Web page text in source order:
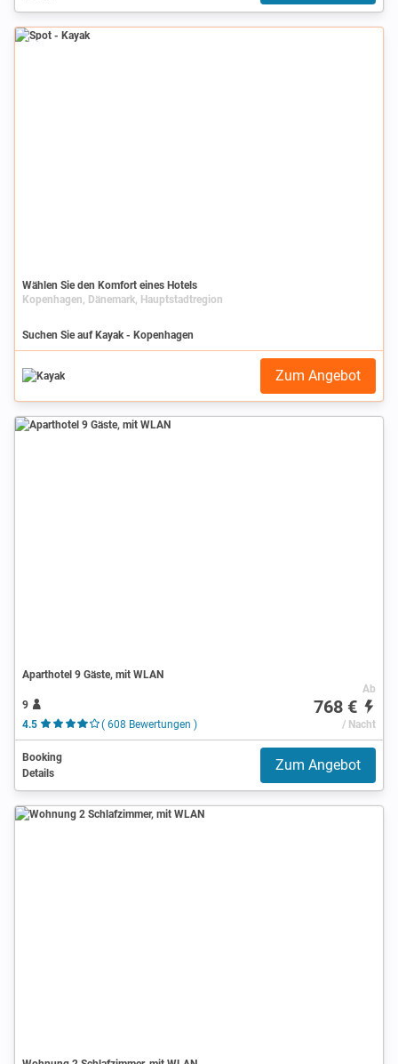
Spot
Wählen Sie den Komfort eines Hotels
Kopenhagen, Dänemark, Hauptstadtregion
Suchen Sie auf Kayak - Kopenhagen
Zum Angebot
Aparthotel 9 Gäste, mit WLAN
9
4.5
( 608 Bewertungen )
Ab
768 €
/ Nacht
Booking
Details
Zum Angebot